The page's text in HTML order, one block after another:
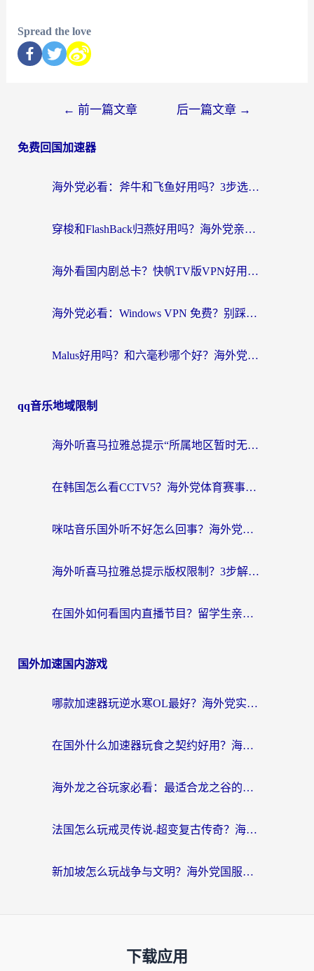
Spread the love
← 前一篇文章 后一篇文章 →
免费回国加速器
海外党必看：斧牛和飞鱼好用吗？3步选对回国加速器，无缝刷剧玩国服
穿梭和FlashBack归燕好用吗？海外党亲测3款热门回国加速器，教你选对不踩坑
海外看国内剧总卡？快帆TV版VPN好用吗？和快滚VPN对比哪个回国效果更好？
海外党必看：Windows VPN 免费？别踩坑！教你选对好用的国内加速器无缝回国
Malus好用吗？和六毫秒哪个好？海外党选回国加速器的避坑指南
qq音乐地域限制
海外听喜马拉雅总提示“所属地区暂时无版权”？这个限制解除方法亲测有效！
在韩国怎么看CCTV5？海外党体育赛事+中文解说观看终极指南
咪咕音乐国外听不好怎么回事？海外党听歌自由的终极解决方案来了
海外听喜马拉雅总提示版权限制？3步解决+2个音乐平台问题全攻略
在国外如何看国内直播节目？留学生亲测有效的追剧加速指南
国外加速国内游戏
哪款加速器玩逆水寒OL最好？海外党实测后的终极选择指南
在国外什么加速器玩食之契约好用？海外党亲测有效的国服游戏加速指南
海外龙之谷玩家必看：最适合龙之谷的加速器，解决延迟卡顿还能畅玩幻书启示录和梦幻西游？
法国怎么玩戒灵传说-超变复古传奇？海外玩家国服游戏加速终极指南
新加坡怎么玩战争与文明？海外党国服游戏加速器终极避坑指南
下载应用